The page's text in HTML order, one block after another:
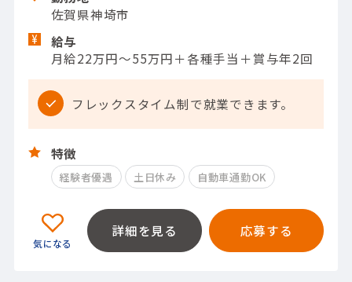
佐賀県神埼市
給与
月給22万円～55万円＋各種手当＋賞与年2回
フレックスタイム制で就業できます。
特徴
経験者優遇 土日休み 自動車通勤OK
詳細を見る 応募する